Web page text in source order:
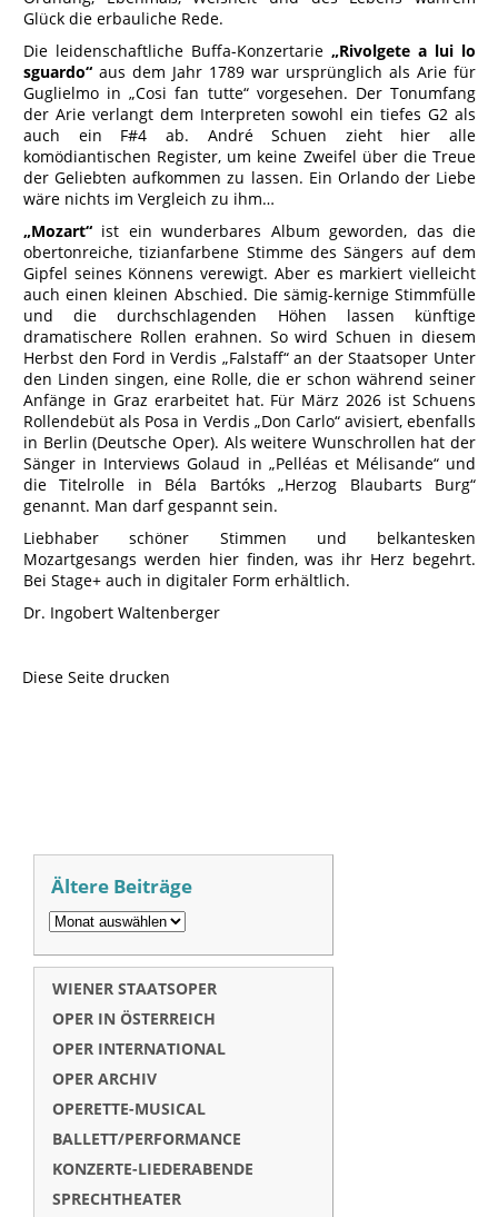
Glück die erbauliche Rede.
Die leidenschaftliche Buffa-Konzertarie „Rivolgete a lui lo
sguardo“ aus dem Jahr 1789 war ursprünglich als Arie für
Guglielmo in „Cosi fan tutte“ vorgesehen. Der Tonumfang
der Arie verlangt dem Interpreten sowohl ein tiefes G2 als
auch ein F#4 ab. André Schuen zieht hier alle
komödiantischen Register, um keine Zweifel über die Treue
der Geliebten aufkommen zu lassen. Ein Orlando der Liebe
wäre nichts im Vergleich zu ihm…
„Mozart“ ist ein wunderbares Album geworden, das die
obertonreiche, tizianfarbene Stimme des Sängers auf dem
Gipfel seines Könnens verewigt. Aber es markiert vielleicht
auch einen kleinen Abschied. Die sämig-kernige Stimmfülle
und die durchschlagenden Höhen lassen künftige
dramatischere Rollen erahnen. So wird Schuen in diesem
Herbst den Ford in Verdis „Falstaff“ an der Staatsoper Unter
den Linden singen, eine Rolle, die er schon während seiner
Anfänge in Graz erarbeitet hat. Für März 2026 ist Schuens
Rollendebüt als Posa in Verdis „Don Carlo“ avisiert, ebenfalls
in Berlin (Deutsche Oper). Als weitere Wunschrollen hat der
Sänger in Interviews Golaud in „Pelléas et Mélisande“ und
die Titelrolle in Béla Bartóks „Herzog Blaubarts Burg“
genannt. Man darf gespannt sein.
Liebhaber schöner Stimmen und belkantesken
Mozartgesangs werden hier finden, was ihr Herz begehrt.
Bei Stage+ auch in digitaler Form erhältlich.
Dr. Ingobert Waltenberger
Diese Seite drucken
Ältere Beiträge
WIENER STAATSOPER
OPER IN ÖSTERREICH
OPER INTERNATIONAL
OPER ARCHIV
OPERETTE-MUSICAL
BALLETT/PERFORMANCE
KONZERTE-LIEDERABENDE
SPRECHTHEATER